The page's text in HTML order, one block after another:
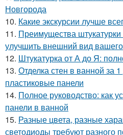
Новгорода
10. Какие экскурсии лучше
11. Преимущества штукатурки
улучшить внешний вид
12. Штукатурка от А до Я:
13. Отделка стен в ванной за
пластиковые панели
14. Полное руководство: как
панели в ванной
15. Разные цвета, разные
светодиоды требуют разного